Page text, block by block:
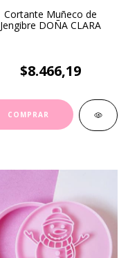
Cortante Muñeco de
Jengibre DOÑA CLARA
$8.466,19